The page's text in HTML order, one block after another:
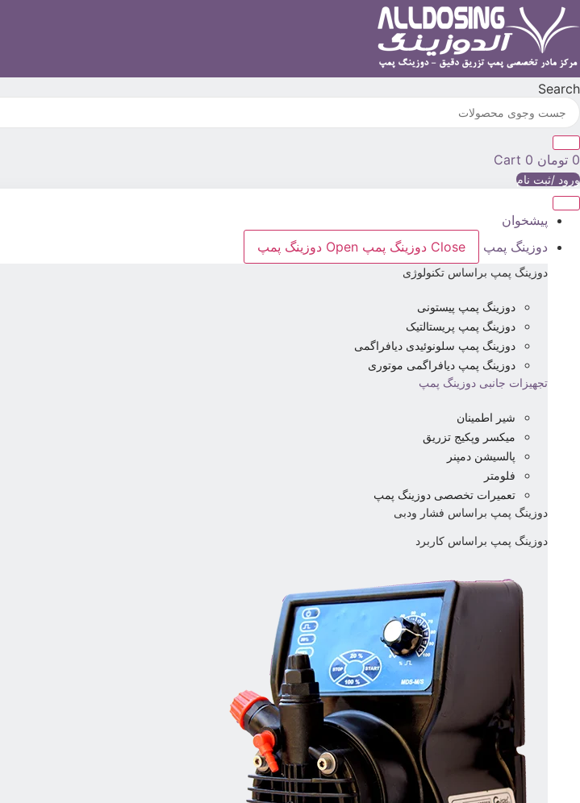
پرش
به
Search
0 تومان 0
Cart
ورود /ثبت نام
پیشخوان
دوزینگ پمپ
Close دوزینگ پمپ Open دوزینگ پمپ
دوزینگ پمپ براساس تکنولوژی
دوزینگ پمپ پیستونی
دوزینگ پمپ پریستالتیک
دوزینگ پمپ سلونوئیدی دیافراگمی
دوزینگ پمپ دیافراگمی موتوری
تجهیزات جانبی دوزینگ پمپ
شیر اطمینان
میکسر وپکیج تزریق
پالسیشن دمپنر
فلومتر
تعمیرات تخصصی دوزینگ پمپ
دوزینگ پمپ براساس فشار ودبی
دوزینگ پمپ براساس کاربرد